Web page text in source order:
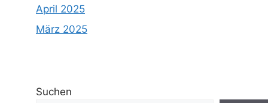
April 2025
März 2025
Suchen